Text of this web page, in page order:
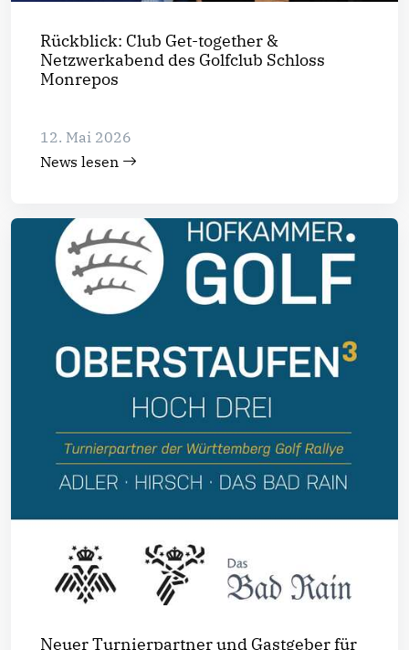
Rückblick: Club Get-together &
Netzwerkabend des Golfclub Schloss
Monrepos
12. Mai 2026
News lesen
Neuer Turnierpartner und Gastgeber für